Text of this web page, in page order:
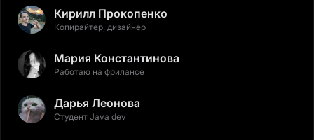
Кирилл Прокопенко
Копирайтер, дизайнер
Мария Константинова
Работаю на фрилансе
Дарья Леонова
Студент Java dev